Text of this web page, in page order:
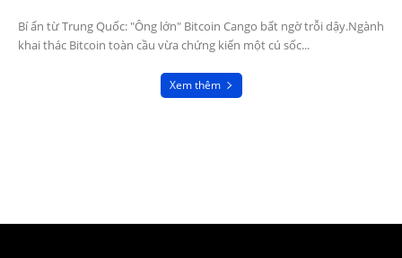
Bí ẩn từ Trung Quốc: "Ông lớn" Bitcoin Cango bất ngờ trỗi dậy.Ngành
khai thác Bitcoin toàn cầu vừa chứng kiến một cú sốc...
Xem thêm